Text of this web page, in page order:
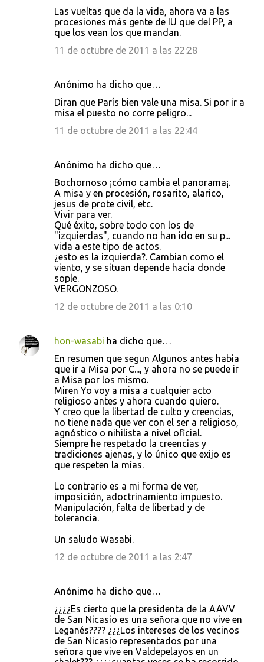
Las vueltas que da la vida, ahora va a las
procesiones más gente de IU que del PP, a
que los vean los que mandan.
11 de octubre de 2011 a las 22:28
Anónimo ha dicho que…
Diran que París bien vale una misa. Si por ir a
misa el puesto no corre peligro...
11 de octubre de 2011 a las 22:44
Anónimo ha dicho que…
Bochornoso ¡cómo cambia el panorama¡.
A misa y en procesión, rosarito, alarico,
jesus de prote civil, etc.
Vivir para ver.
Qué éxito, sobre todo con los de
"izquierdas", cuando no han ido en su p...
vida a este tipo de actos.
¿esto es la izquierda?. Cambian como el
viento, y se situan depende hacia donde
sople.
VERGONZOSO.
12 de octubre de 2011 a las 0:10
hon-wasabi ha dicho que…
En resumen que segun Algunos antes habia
que ir a Misa por C..., y ahora no se puede ir
a Misa por los mismo.
Miren Yo voy a misa a cualquier acto
religioso antes y ahora cuando quiero.
Y creo que la libertad de culto y creencias,
no tiene nada que ver con el ser a religioso,
agnóstico o nihilista a nivel oficial.
Siempre he respetado la creencias y
tradiciones ajenas, y lo único que exijo es
que respeten la mías.
Lo contrario es a mi forma de ver,
imposición, adoctrinamiento impuesto.
Manipulación, falta de libertad y de
tolerancia.
Un saludo Wasabi.
12 de octubre de 2011 a las 2:47
Anónimo ha dicho que…
¿¿¿¿Es cierto que la presidenta de la AAVV
de San Nicasio es una señora que no vive en
Leganés???? ¿¿¿Los intereses de los vecinos
de San Nicasio representados por una
señora que vive en Valdepelayos en un